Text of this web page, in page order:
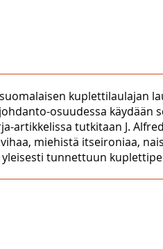
kuplettilaulajan
osuudessa
tutkitaan J.
miehistä itseironiaa,
tunnettuun